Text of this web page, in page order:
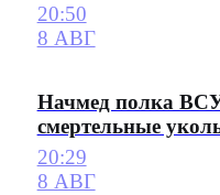
20:50
8 АВГ
Начмед полка
смертельные
20:29
8 АВГ